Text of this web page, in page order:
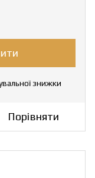
знижки
Порівняти